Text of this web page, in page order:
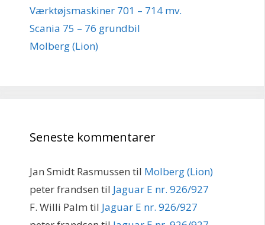
Værktøjsmaskiner 701 – 714 mv.
Scania 75 – 76 grundbil
Molberg (Lion)
Seneste kommentarer
Jan Smidt Rasmussen til Molberg (Lion)
peter frandsen til Jaguar E nr. 926/927
F. Willi Palm til Jaguar E nr. 926/927